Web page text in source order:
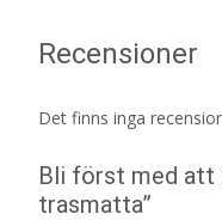
Recensioner
Det finns inga
Bli först med att
trasmatta”